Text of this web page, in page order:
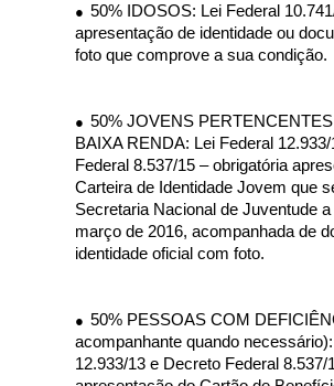
● 50% IDOSOS: Lei Federal
apresentação de identidade ou
foto que comprove a sua condição.
● 50% JOVENS
BAIXA RENDA: Lei Federal
Federal 8.537/15 – obrigatória
Carteira de Identidade Jovem que
Secretaria Nacional de Juventude
março de 2016, acompanhada de
identidade oficial com foto.
● 50% PESSOAS COM
acompanhante quando necessário):
12.933/13 e Decreto Federal 8.537/